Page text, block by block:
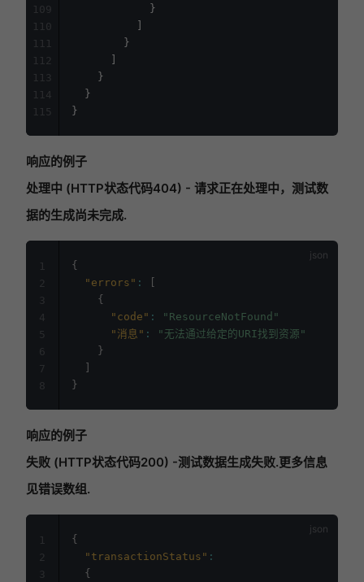
            }
        }
    }
  }
109
110
111
112
113
114
115
响应的例子
处理中 (HTTP状态代码404) - 请求正在处理中，测试数
据的生成尚未完成.
{
"errors" :
{
"code" :
"ResourceNotFound"
"消息" :
"无法通过给定的URI找到资源"
}
}
1
2
3
4
5
6
7
8
响应的例子
失败 (HTTP状态代码200) -测试数据生成失败.更多信息
见错误数组.
{
"transactionStatus" :
{
1
2
3